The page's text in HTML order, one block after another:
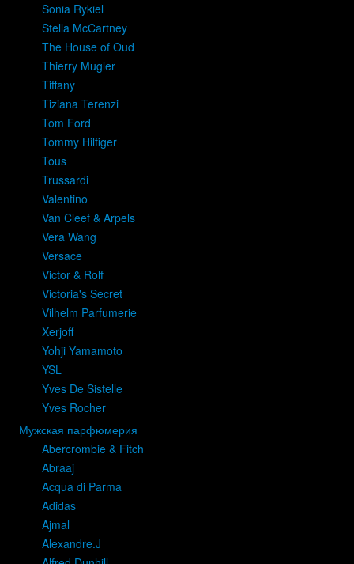
Sonia Rykiel
Stella McCartney
The House of Oud
Thierry Mugler
Tiffany
Tiziana Terenzi
Tom Ford
Tommy Hilfiger
Tous
Trussardi
Valentino
Van Cleef & Arpels
Vera Wang
Versace
Victor & Rolf
Victoria's Secret
Vilhelm Parfumerie
Xerjoff
Yohji Yamamoto
YSL
Yves De Sistelle
Yves Rocher
Мужская парфюмерия
Abercrombie & Fitch
Abraaj
Acqua di Parma
Adidas
Ajmal
Alexandre.J